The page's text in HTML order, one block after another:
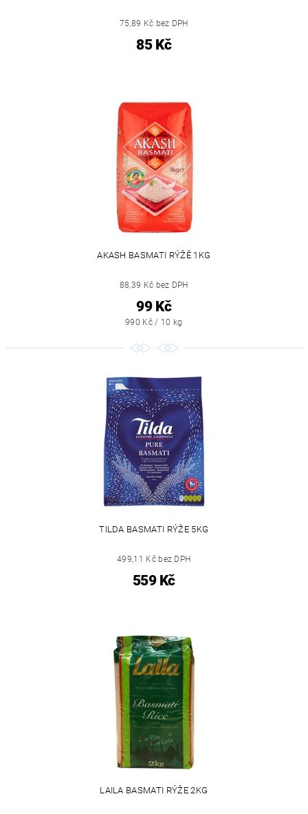
75,89 Kč bez DPH
85 Kč
AKASH BASMATI RÝŽĚ 1KG
88,39 Kč bez DPH
99 Kč
990 Kč / 10 kg
TILDA BASMATI RÝŽE 5KG
499,11 Kč bez DPH
559 Kč
LAILA BASMATI RÝŽE 2KG